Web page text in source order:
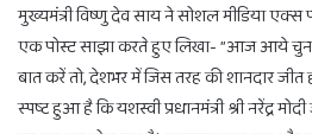
मुख्यमंत्री विष्णु देव साय ने सोशल मीडिया
एक पोस्ट साझा करते हुए लिखा- ”आज आये
बात करें तो, देशभर में जिस तरह की शानदार
स्पष्ट हुआ है कि यशस्वी प्रधानमंत्री श्री नरेंद्र